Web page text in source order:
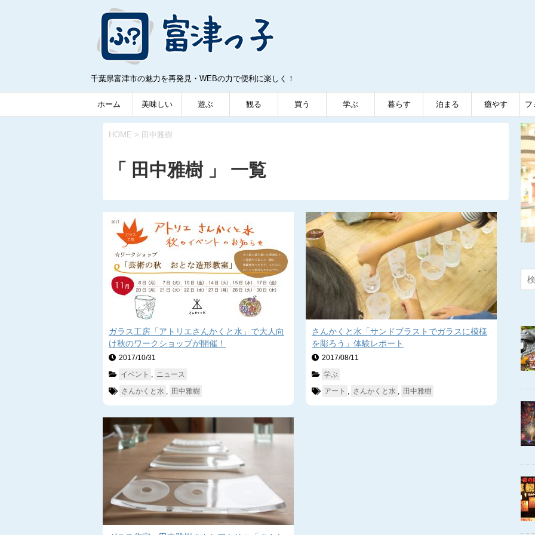
千葉県富津市の魅力を再発見・WEBの力で便利に楽しく！
ホーム 美味しい 遊ぶ 観る 買う 学ぶ 暮らす 泊まる 癒やす フ
HOME > 田中雅樹
「 田中雅樹 」 一覧
ガラス工房「アトリエさんかくと水」で大人向
け秋のワークショップが開催！
2017/10/31
イベント , ニュース
さんかくと水 , 田中雅樹
さんかくと水「サンドブラストでガラスに模様
を彫ろう」体験レポート
2017/08/11
学ぶ
アート , さんかくと水 , 田中雅樹